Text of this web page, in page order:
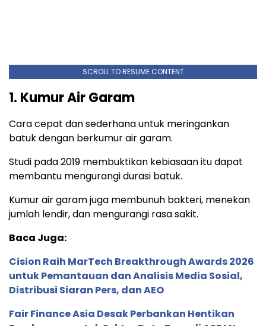
SCROLL TO RESUME CONTENT
1. Kumur Air Garam
Cara cepat dan sederhana untuk meringankan
batuk dengan berkumur air garam.
Studi pada 2019 membuktikan kebiasaan itu dapat
membantu mengurangi durasi batuk.
Kumur air garam juga membunuh bakteri, menekan
jumlah lendir, dan mengurangi rasa sakit.
Baca Juga:
Cision Raih MarTech Breakthrough Awards 2026
untuk Pemantauan dan Analisis Media Sosial,
Distribusi Siaran Pers, dan AEO
Fair Finance Asia Desak Perbankan Hentikan